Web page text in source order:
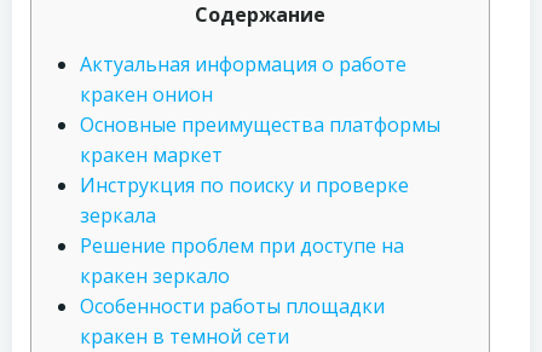
Содержание
Актуальная информация о работе
кракен онион
Основные преимущества платформы
кракен маркет
Инструкция по поиску и проверке
зеркала
Решение проблем при доступе на
кракен зеркало
Особенности работы площадки
кракен в темной сети